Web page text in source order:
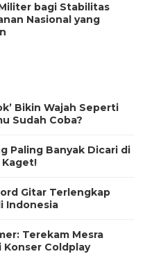
bagi Stabilitas
Nasional yang
Bikin Wajah Seperti
Sudah Coba?
Paling Banyak Dicari di
Kaget!
Gitar Terlengkap
Indonesia
Terekam Mesra
Konser Coldplay